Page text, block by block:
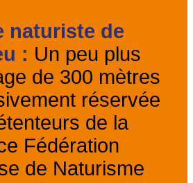
naturiste de
: Un peu plus
de 300 mètres
réservée
de la
Fédération
de Naturisme